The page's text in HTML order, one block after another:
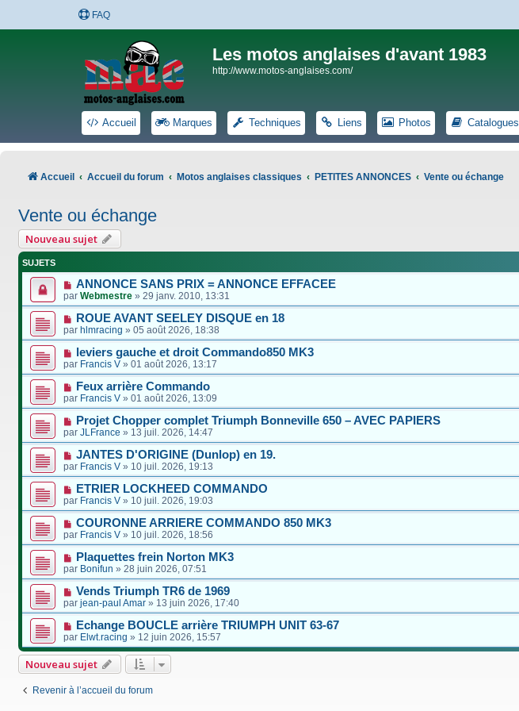
FAQ
Les motos anglaises d'avant 1983
http://www.motos-anglaises.com/
Accueil Marques Techniques Liens Photos Catalogues
Accueil Accueil du forum Motos anglaises classiques PETITES ANNONCES Vente ou échange
Vente ou échange
Nouveau sujet
SUJETS
ANNONCE SANS PRIX = ANNONCE EFFACEE
par Webmestre » 29 janv. 2010, 13:31
ROUE AVANT SEELEY DISQUE en 18
par hlmracing » 05 août 2026, 18:38
leviers gauche et droit Commando850 MK3
par Francis V » 01 août 2026, 13:17
Feux arrière Commando
par Francis V » 01 août 2026, 13:09
Projet Chopper complet Triumph Bonneville 650 – AVEC PAPIERS
par JLFrance » 13 juil. 2026, 14:47
JANTES D'ORIGINE (Dunlop) en 19.
par Francis V » 10 juil. 2026, 19:13
ETRIER LOCKHEED COMMANDO
par Francis V » 10 juil. 2026, 19:03
COURONNE ARRIERE COMMANDO 850 MK3
par Francis V » 10 juil. 2026, 18:56
Plaquettes frein Norton MK3
par Bonifun » 28 juin 2026, 07:51
Vends Triumph TR6 de 1969
par jean-paul Amar » 13 juin 2026, 17:40
Echange BOUCLE arrière TRIUMPH UNIT 63-67
par Elwt.racing » 12 juin 2026, 15:57
Nouveau sujet
Revenir à l’accueil du forum